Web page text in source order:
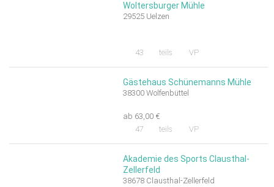
Woltersburger Mühle
29525 Uelzen
43 teils VP
Gästehaus Schünemanns Mühle
38300 Wolfenbüttel
ab 63,00 €
47
teils VP
Akademie des Sports Clausthal-
Zellerfeld
38678 Clausthal-Zellerfeld